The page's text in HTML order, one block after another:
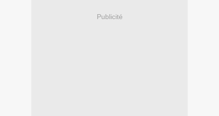
Publicité